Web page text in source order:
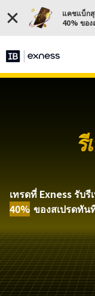
แคชแบ็ก
40% ของ
รี
เทรดที่ Exness รับ
40% ของสเปรดทัน